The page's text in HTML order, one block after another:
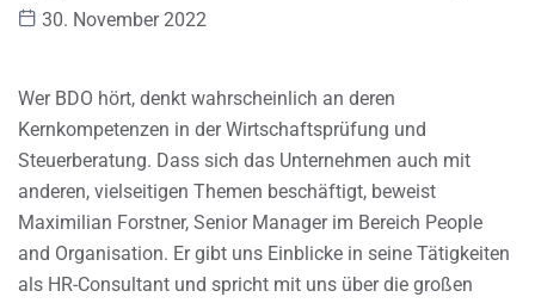
30. November 2022
Wer BDO hört, denkt wahrscheinlich an deren
Kernkompetenzen in der Wirtschaftsprüfung und
Steuerberatung. Dass sich das Unternehmen auch mit
anderen, vielseitigen Themen beschäftigt, beweist
Maximilian Forstner, Senior Manager im Bereich People
and Organisation. Er gibt uns Einblicke in seine Tätigkeiten
als HR-Consultant und spricht mit uns über die großen